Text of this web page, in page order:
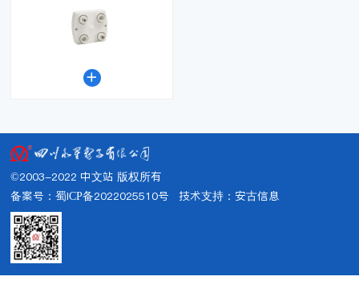

©2003-2022 中文站 版权所有
备案号：蜀ICP备2022025510号 技术支持： 安古信息